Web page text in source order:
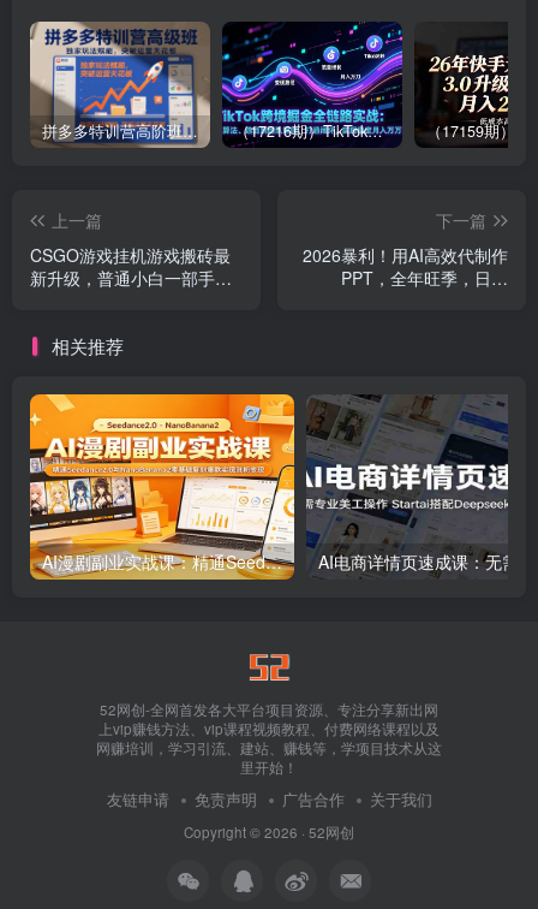
拼多多特训营高阶班，独家玩法赋能，突破运营天花板（更新26年1月） （17216期）TikTok跨境掘金全链路实战：从算法、选品到团队管理，打通闭环，实现稳定月入万刀
上一篇
CSGO游戏挂机游戏搬砖最
新升级，普通小白一部手机
下一篇
2026暴利！用AI高效代制作
PPT，全年旺季，日入
相关推荐
AI漫剧副业实战课：精通Seedance2.0与NanoBanana2零基础复刻爆款实现涨粉变现
52网创-全网首发各大平台项目资源、专注分享新出网
上vip赚钱方法、vip课程视频教程、付费网络课程以及
网赚培训，学习引流、建站、赚钱等，学项目技术从这
里开始！
友链申请 免责声明 广告合作 关于我们
Copyright © 2026 · 52网创